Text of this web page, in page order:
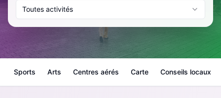
Toutes activités
Sports Arts Centres aérés Carte Conseils locaux